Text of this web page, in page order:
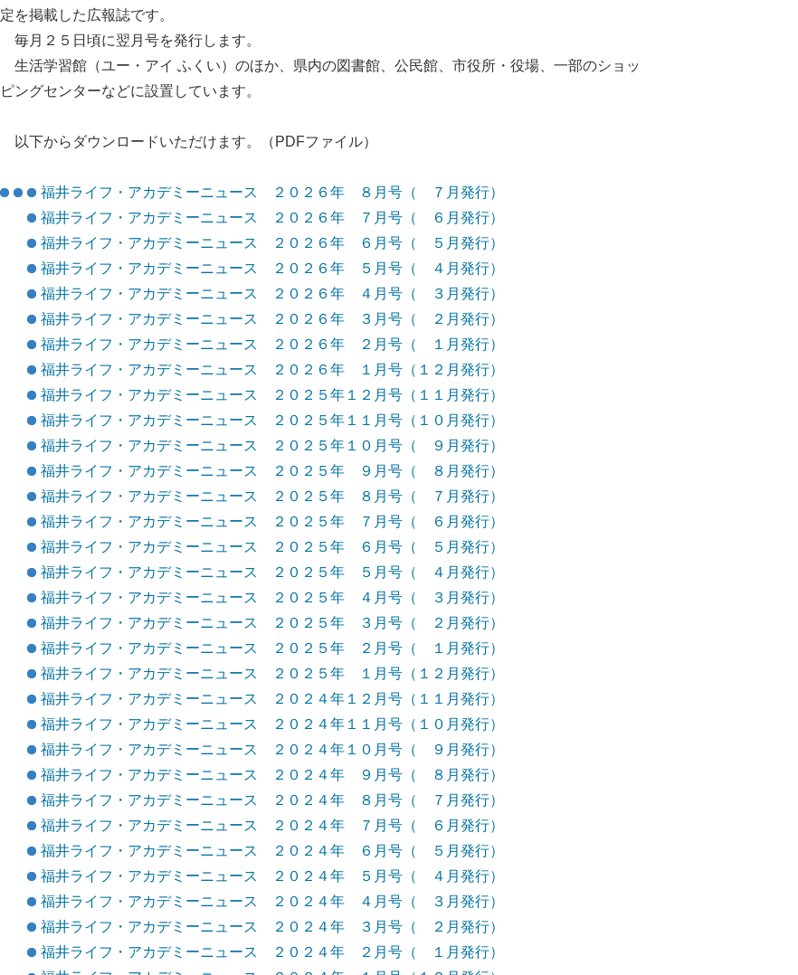
定を掲載した広報誌です。
毎月２５日頃に翌月号を発行します。
生活学習館（ユー・アイ ふくい）のほか、県内の図書館、公民館、市役所・役場、一部のショッ
ピングセンターなどに設置しています。
以下からダウンロードいただけます。（PDFファイル）
福井ライフ・アカデミーニュース ２０２６年 ８月号（ ７月発行）
福井ライフ・アカデミーニュース ２０２６年 ７月号（ ６月発行）
福井ライフ・アカデミーニュース ２０２６年 ６月号（ ５月発行）
福井ライフ・アカデミーニュース ２０２６年 ５月号（ ４月発行）
福井ライフ・アカデミーニュース ２０２６年 ４月号（ ３月発行）
福井ライフ・アカデミーニュース ２０２６年 ３月号（ ２月発行）
福井ライフ・アカデミーニュース ２０２６年 ２月号（ １月発行）
福井ライフ・アカデミーニュース ２０２６年 １月号（１２月発行）
福井ライフ・アカデミーニュース ２０２５年１２月号（１１月発行）
福井ライフ・アカデミーニュース ２０２５年１１月号（１０月発行）
福井ライフ・アカデミーニュース ２０２５年１０月号（ ９月発行）
福井ライフ・アカデミーニュース ２０２５年 ９月号（ ８月発行）
福井ライフ・アカデミーニュース ２０２５年 ８月号（ ７月発行）
福井ライフ・アカデミーニュース ２０２５年 ７月号（ ６月発行）
福井ライフ・アカデミーニュース ２０２５年 ６月号（ ５月発行）
福井ライフ・アカデミーニュース ２０２５年 ５月号（ ４月発行）
福井ライフ・アカデミーニュース ２０２５年 ４月号（ ３月発行）
福井ライフ・アカデミーニュース ２０２５年 ３月号（ ２月発行）
福井ライフ・アカデミーニュース ２０２５年 ２月号（ １月発行）
福井ライフ・アカデミーニュース ２０２５年 １月号（１２月発行）
福井ライフ・アカデミーニュース ２０２４年１２月号（１１月発行）
福井ライフ・アカデミーニュース ２０２４年１１月号（１０月発行）
福井ライフ・アカデミーニュース ２０２４年１０月号（ ９月発行）
福井ライフ・アカデミーニュース ２０２４年 ９月号（ ８月発行）
福井ライフ・アカデミーニュース ２０２４年 ８月号（ ７月発行）
福井ライフ・アカデミーニュース ２０２４年 ７月号（ ６月発行）
福井ライフ・アカデミーニュース ２０２４年 ６月号（ ５月発行）
福井ライフ・アカデミーニュース ２０２４年 ５月号（ ４月発行）
福井ライフ・アカデミーニュース ２０２４年 ４月号（ ３月発行）
福井ライフ・アカデミーニュース ２０２４年 ３月号（ ２月発行）
福井ライフ・アカデミーニュース ２０２４年 ２月号（ １月発行）